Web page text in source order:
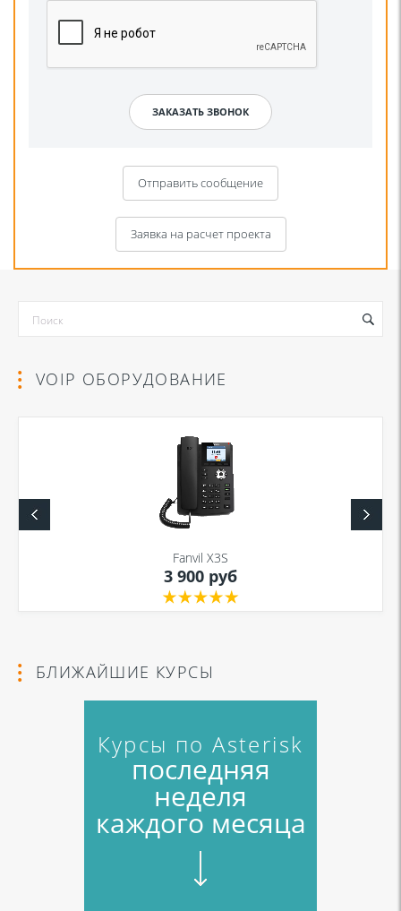
Отправить сообщение
Я даю согласие на обработку моих персональных данных для связи
Политикой в отношении обработки персональных
Политикой конфиденциальности
Заявка на расчет проекта
Я даю согласие на обработку моих персональных данных для связи
Политикой в отношении обработки персональных
VOIP ОБОРУДОВАНИЕ
Fanvil X3S
3 900 руб
БЛИЖАЙШИЕ КУРСЫ
Курсы по Asterisk
последняя
неделя
каждого месяца